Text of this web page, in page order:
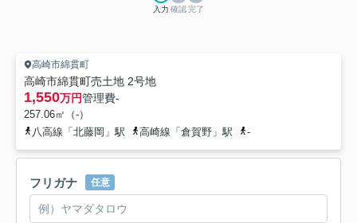
入力 確認完了
高崎市綿貫町
高崎市綿貫町売土地 2号地
1,550万円管理費-
257.06㎡（-）
八高線「北藤岡」駅
高崎線「倉賀野」駅 -
フリガナ 任意